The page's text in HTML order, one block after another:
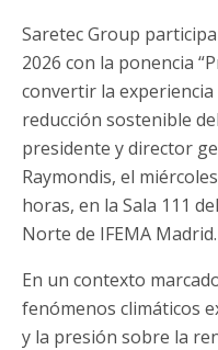
Saretec Group
2026 con la ponencia
convertir la
reducción sostenible
presidente y director
Raymondis, el
horas, en la Sala 111
Norte de IFEMA Madrid.
En un contexto
fenómenos climáticos
y la presión sobre la